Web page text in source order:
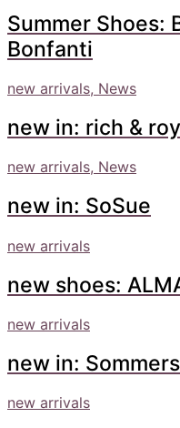
Summer Shoes:
Bonfanti
new arrivals, News
new in: rich &
new arrivals, News
new in: SoSue
new arrivals
new shoes:
new arrivals
new in:
new arrivals